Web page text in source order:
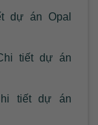
dự án Opal
tiết dự án
tiết dự án